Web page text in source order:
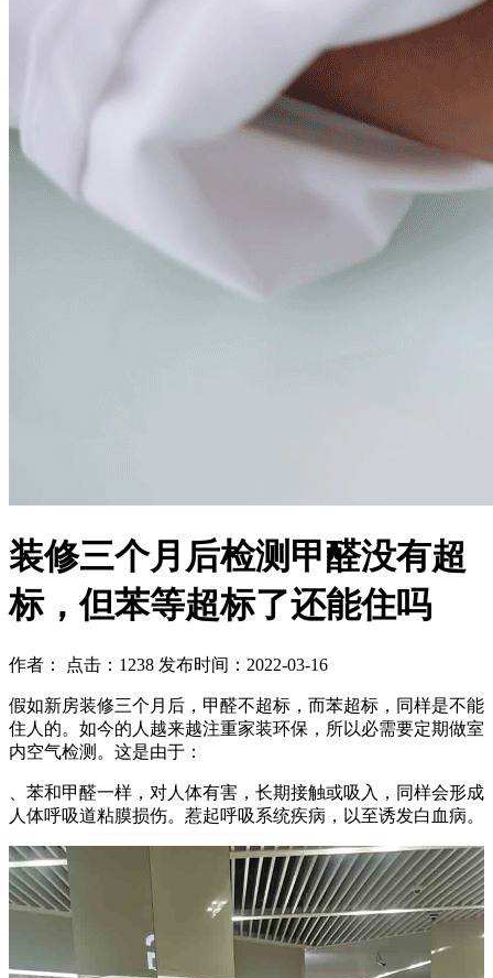
装修三个月后检测甲醛没有超
标，但苯等超标了还能住吗
作者： 点击：1238 发布时间：2022-03-16
假如新房装修三个月后，甲醛不超标，而苯超标，同样是不能
住人的。如今的人越来越注重家装环保，所以必需要定期做室
内空气检测。这是由于：
、苯和甲醛一样，对人体有害，长期接触或吸入，同样会形成
人体呼吸道粘膜损伤。惹起呼吸系统疾病，以至诱发白血病。